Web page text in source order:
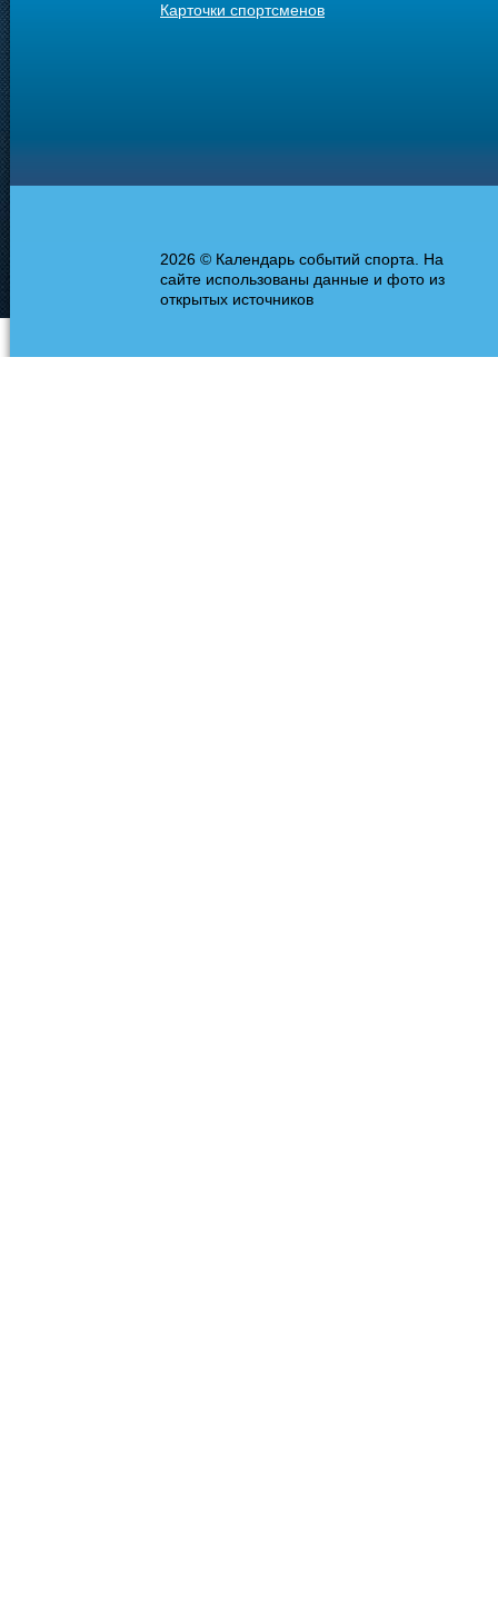
Карточки спортсменов
2026 © Календарь событий спорта. На
сайте использованы данные и фото из
открытых источников